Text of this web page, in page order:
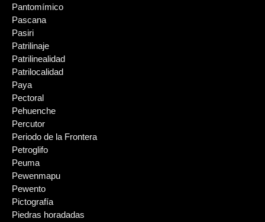
Pantomímico
Pascana
Pasiri
Patrilinaje
Patrilinealidad
Patrilocalidad
Paya
Pectoral
Pehuenche
Percutor
Periodo de la Frontera
Petroglifo
Peuma
Pewenmapu
Pewento
Pictografía
Piedras horadadas